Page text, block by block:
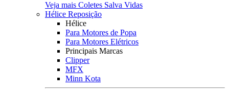
Veja mais Coletes Salva Vidas
Hélice Reposição
Hélice
Para Motores de Popa
Para Motores Elétricos
Principais Marcas
Clipper
MFX
Minn Kota